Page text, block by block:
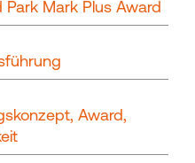
Park Mark Plus Award
Award,